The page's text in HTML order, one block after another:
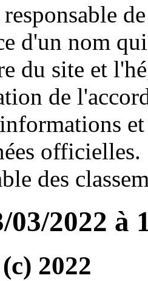
responsable
d'un nom
du site et
de
des
03/2022 à
2022